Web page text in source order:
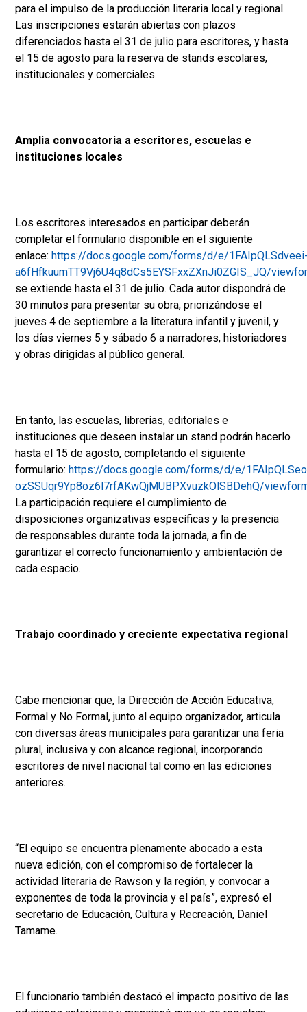
para el impulso de la producción literaria local y regional.
Las inscripciones estarán abiertas con plazos
diferenciados hasta el 31 de julio para escritores, y hasta
el 15 de agosto para la reserva de stands escolares,
institucionales y comerciales.
Amplia convocatoria a escritores, escuelas e
instituciones locales
Los escritores interesados en participar deberán
completar el formulario disponible en el siguiente
enlace: https://docs.google.com/forms/d/e/
a6fHfkuumTT9Vj6U4q8dCs5EYSFxxZXnJi0ZGIS_JQ/
se extiende hasta el 31 de julio. Cada autor dispondrá de
30 minutos para presentar su obra, priorizándose el
jueves 4 de septiembre a la literatura infantil y juvenil, y
los días viernes 5 y sábado 6 a narradores, historiadores
y obras dirigidas al público general.
En tanto, las escuelas, librerías, editoriales e
instituciones que deseen instalar un stand podrán hacerlo
hasta el 15 de agosto, completando el siguiente
formulario: https://docs.google.com/forms/d/e/
ozSSUqr9Yp8oz6l7rfAKwQjMUBPXvuzkOlSBDehQ/
La participación requiere el cumplimiento de
disposiciones organizativas específicas y la presencia
de responsables durante toda la jornada, a fin de
garantizar el correcto funcionamiento y ambientación de
cada espacio.
Trabajo coordinado y creciente expectativa regional
Cabe mencionar que, la Dirección de Acción Educativa,
Formal y No Formal, junto al equipo organizador, articula
con diversas áreas municipales para garantizar una feria
plural, inclusiva y con alcance regional, incorporando
escritores de nivel nacional tal como en las ediciones
anteriores.
“El equipo se encuentra plenamente abocado a esta
nueva edición, con el compromiso de fortalecer la
actividad literaria de Rawson y la región, y convocar a
exponentes de toda la provincia y el país”, expresó el
secretario de Educación, Cultura y Recreación, Daniel
Tamame.
El funcionario también destacó el impacto positivo de las